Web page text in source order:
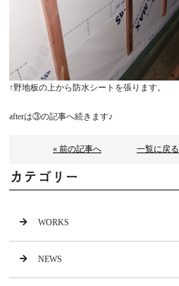
↑野地板の上から防水シートを張ります。
afterは③の記事へ続きます♪
« 前の記事へ 一覧に戻る
カテゴリー
WORKS
NEWS